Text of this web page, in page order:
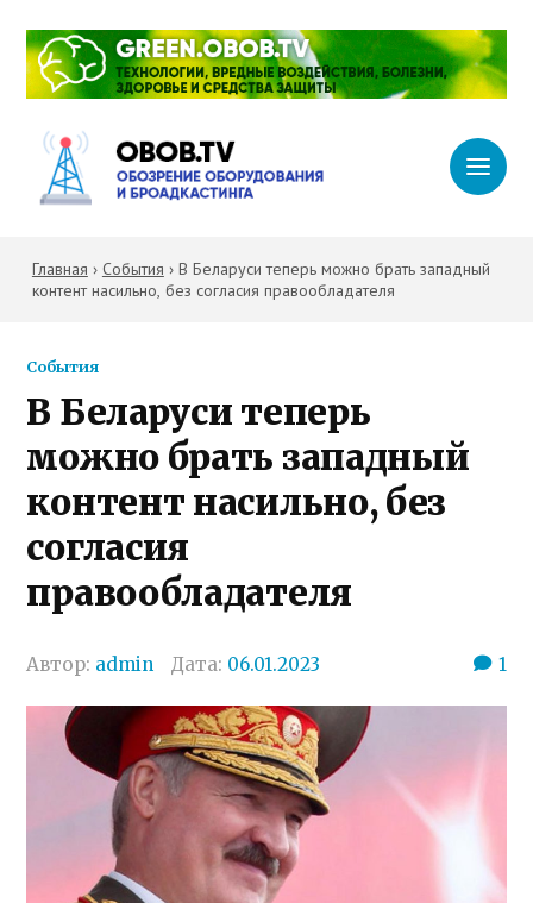
Главная › События › В Беларуси теперь можно брать западный
контент насильно, без согласия правообладателя
События
В Беларуси теперь
можно брать западный
контент насильно, без
согласия
правообладателя
Автор: admin Дата: 06.01.2023 1